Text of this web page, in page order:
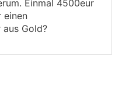
Einmal 4500eur
einen
aus Gold?